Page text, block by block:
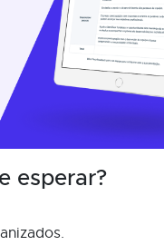
esperar?